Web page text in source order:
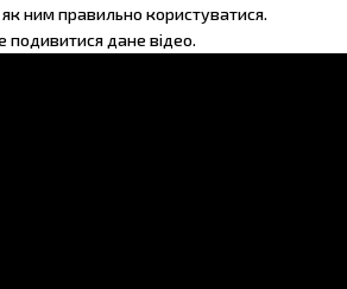
ним правильно користуватися.
дане відео.